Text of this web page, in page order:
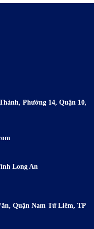
Phường 14, Quận 10,
Long An
Quận Nam Từ Liêm, TP